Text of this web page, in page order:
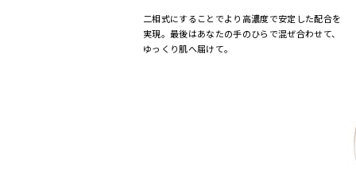
二相式にすることでより高濃度で安定した配合を
実現。最後はあなたの手のひらで混ぜ合わせて、
ゆっくり肌へ届けて。